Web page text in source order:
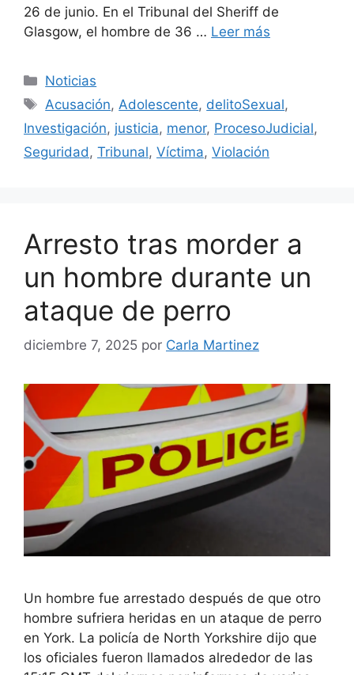
26 de junio. En el Tribunal del Sheriff de
Glasgow, el hombre de 36 … Leer más
Categorías
Noticias
Etiquetas
Acusación, Adolescente, delitoSexual,
Investigación, justicia, menor, ProcesoJudicial,
Seguridad , Tribunal, Víctima, Violación
Arresto tras morder a
un hombre durante un
ataque de perro
diciembre 7, 2025 por Carla Martinez
Un hombre fue arrestado después de que otro
hombre sufriera heridas en un ataque de perro
en York. La policía de North Yorkshire dijo que
los oficiales fueron llamados alrededor de las